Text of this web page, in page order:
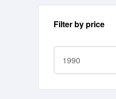
Filter by price